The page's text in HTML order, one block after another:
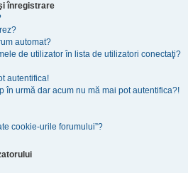
înregistrare
automat?
de utilizator în lista de utilizatori conectaţi?
autentifica!
în urmă dar acum nu mă mai pot autentifica?!
cookie-urile forumului”?